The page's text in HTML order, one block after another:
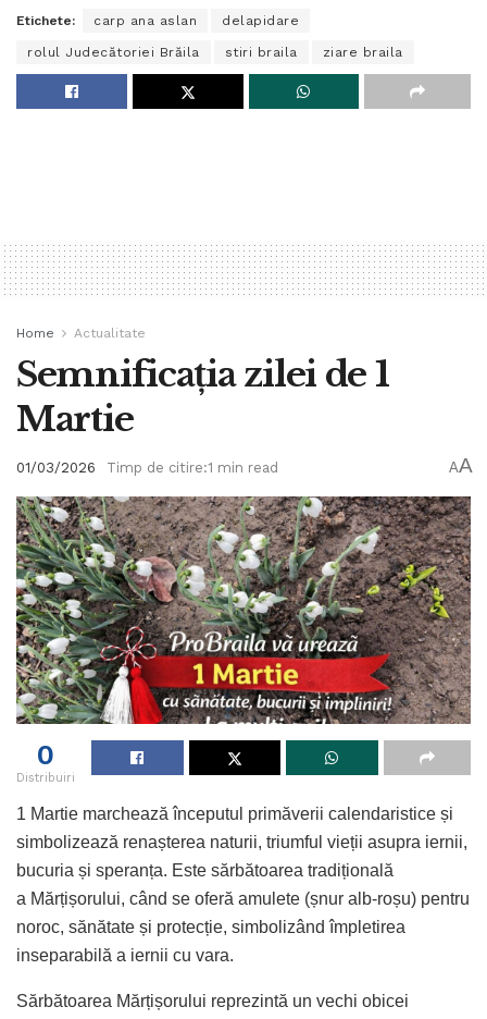
Etichete: carp ana aslan delapidare
rolul Judecătoriei Brăila stiri braila ziare braila
Home Actualitate
Semnificaţia zilei de 1
Martie
01/03/2026 Timp de citire:1 min read AA
0
Distribuiri
1 Martie marchează începutul primăverii calendaristice și
simbolizează renașterea naturii, triumful vieții asupra iernii,
bucuria și speranța. Este sărbătoarea tradițională
a Mărțișorului, când se oferă amulete (șnur alb-roșu) pentru
noroc, sănătate și protecție, simbolizând împletirea
inseparabilă a iernii cu vara.
Sărbătoarea Mărțișorului reprezintă un vechi obicei